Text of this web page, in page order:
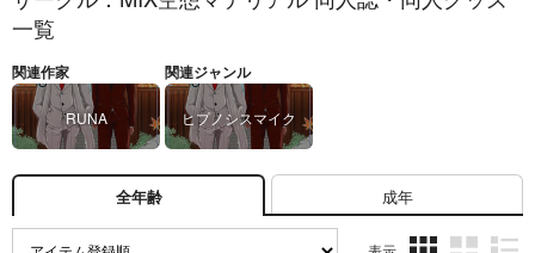
一覧
関連作家
RUNA
関連ジャンル
ヒプノシスマイク
全年齢 成年